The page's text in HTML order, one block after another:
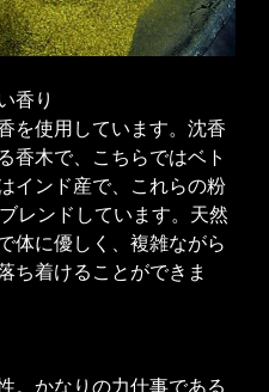
香り
を使用しています。沈香
香木で、こちらではベト
インド産で、これらの粉
レンドしています。天然
体に優しく、複雑ながら
ち着けることができま
。かなりの力仕事である